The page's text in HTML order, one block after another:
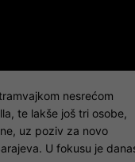
nesrećom
te lakše još tri osobe,
uz poziv za novo
U fokusu je